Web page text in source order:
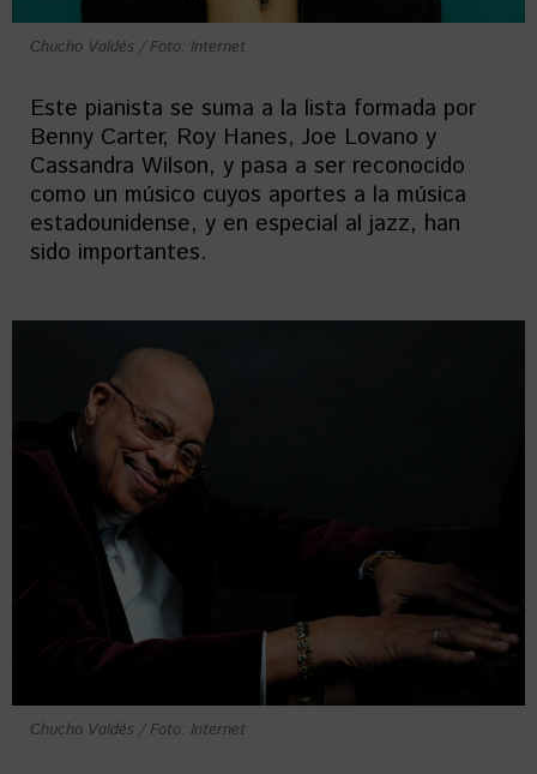
Chucho Valdés / Foto: Internet
Este pianista se suma a la lista formada por
Benny Carter, Roy Hanes, Joe Lovano y
Cassandra Wilson, y pasa a ser reconocido
como un músico cuyos aportes a la música
estadounidense, y en especial al jazz, han
sido importantes.
Chucho Valdés / Foto: Internet